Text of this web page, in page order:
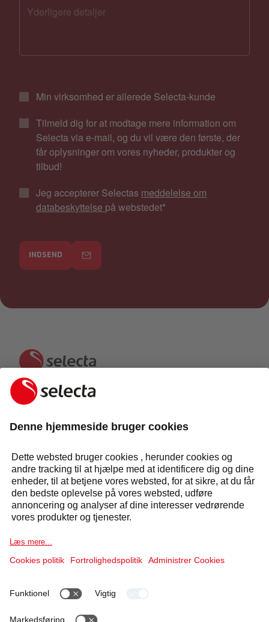
Min virksomhed er allerede Selecta-kunde
Tilmeld dig for at modtage mere information om
Selecta via e-mail, og du vil være den første, der
får oplysninger om vores nyheder, produkter og
tilbud!
Jeg accepterer Selectas meddelelse om
databeskyttelse på webstedet*
INDSEND
KONTAKT OS OG FÅ ET GRATIS TILBUD:
Svar inden for 24 timer
Selecta Group
Service og løsninger